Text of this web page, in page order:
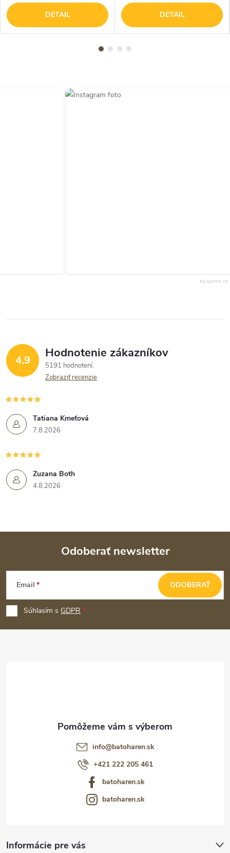
DETAIL DETAIL
by qeron.cz
4,9 Hodnotenie zákazníkov
5191 hodnotení
Zobraziť recenzie
Tatiana Kmeťová
7.8.2026
Zuzana Both
4.8.2026
Z
p
ä
Odoberať newsletter
Email
Súhlasím s GDPR
ODOBERAŤ
Informácie pre vás
info@batoharen.sk
+421 222 205 461
batoharen.sk
batoharen.sk